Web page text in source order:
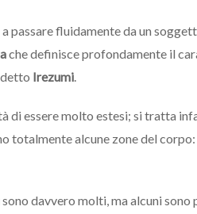
passare fluidamente da un
che definisce profondamente il
Irezumi
di essere molto estesi; si tratta
totalmente alcune zone del
sono davvero molti, ma alcuni